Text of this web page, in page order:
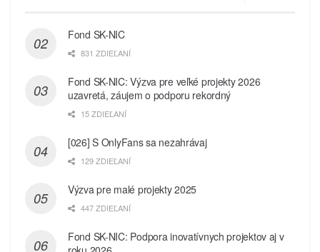
Fond SK-NIC
831 ZDIEĽANÍ
Fond SK-NIC: Výzva pre veľké projekty 2026
uzavretá, záujem o podporu rekordný
15 ZDIEĽANÍ
[026] S OnlyFans sa nezahrávaj
129 ZDIEĽANÍ
Výzva pre malé projekty 2025
447 ZDIEĽANÍ
Fond SK-NIC: Podpora inovatívnych projektov aj v